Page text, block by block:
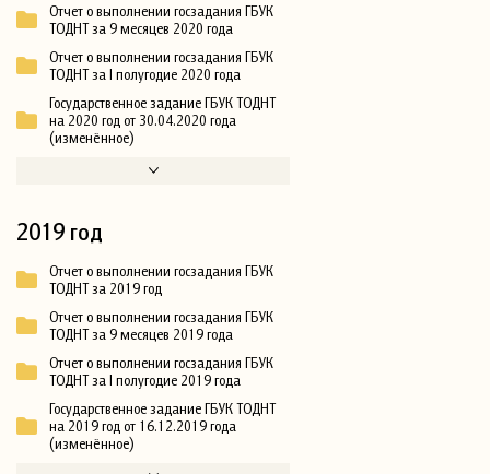
Отчет о выполнении госзадания ГБУК
ТОДНТ за 9 месяцев 2020 года
Отчет о выполнении госзадания ГБУК
ТОДНТ за I полугодие 2020 года
Государственное задание ГБУК ТОДНТ
на 2020 год от 30.04.2020 года
(изменённое)
2019 год
Отчет о выполнении госзадания ГБУК
ТОДНТ за 2019 год
Отчет о выполнении госзадания ГБУК
ТОДНТ за 9 месяцев 2019 года
Отчет о выполнении госзадания ГБУК
ТОДНТ за I полугодие 2019 года
Государственное задание ГБУК ТОДНТ
на 2019 год от 16.12.2019 года
(изменённое)